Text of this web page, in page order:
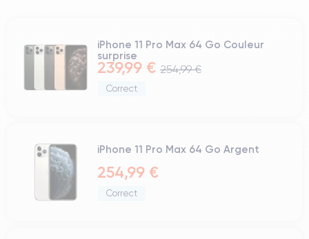
iPhone 11 Pro Max 64 Go Couleur
surprise
239,99 € 254,99 €
Correct
iPhone 11 Pro Max 64 Go Argent
254,99 €
Correct